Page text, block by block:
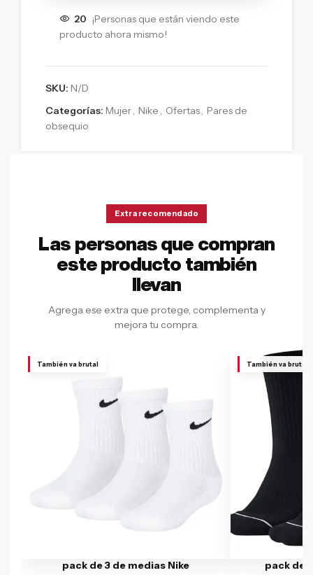
20 ¡Personas que están viendo este
producto ahora mismo!
SKU: N/D
Categorías: Mujer Nike Ofertas
Pares de
obsequio
Extra recomendado
Las personas que compran
este producto también
llevan
Agrega ese extra que protege, complementa y
mejora tu compra.
También va brutal
pack de 3 de medias Nike
También va brutal
pack de